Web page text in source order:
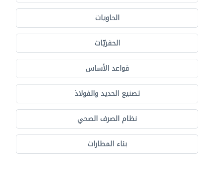
الحاويات
الحفريّات
قواعد الأساس
تصنيع الحديد والفولاذ
نظام الصرف الصحي
بناء المطارات